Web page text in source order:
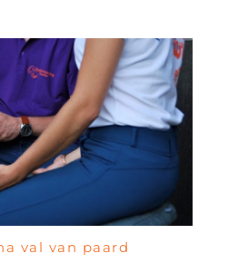
val van paard